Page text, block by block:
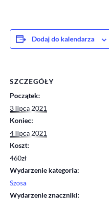
Dodaj do kalendarza
SZCZEGÓŁY
Początek:
3 lipca 2021
Koniec:
4 lipca 2021
Koszt:
460zł
Wydarzenie kategoria:
Szosa
Wydarzenie znaczniki: